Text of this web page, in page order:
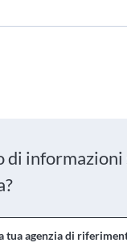
di informazioni
tua agenzia di